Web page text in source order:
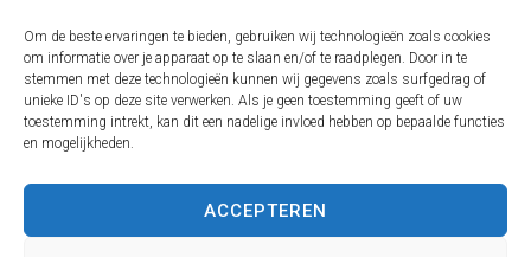
Om de beste ervaringen te bieden, gebruiken wij technologieën zoals cookies
om informatie over je apparaat op te slaan en/of te raadplegen. Door in te
stemmen met deze technologieën kunnen wij gegevens zoals surfgedrag of
unieke ID's op deze site verwerken. Als je geen toestemming geeft of uw
toestemming intrekt, kan dit een nadelige invloed hebben op bepaalde functies
en mogelijkheden.
ACCEPTEREN
NVJJL
Contact
Agenda